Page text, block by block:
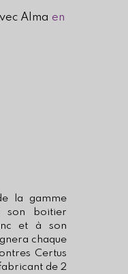
Alma en
la gamme
son boitier
et à son
chaque
Certus
de 2